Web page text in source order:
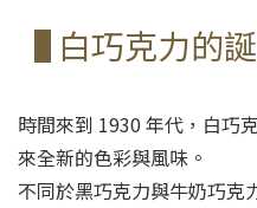
▐ 白巧克力的
時間來到 1930 年代，白巧
來全新的色彩與風味。
不同於黑巧克力與牛奶巧克